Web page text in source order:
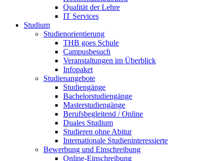
Qualität der Lehre
IT Services
Studium
Studienorientierung
THB goes Schule
Campusbesuch
Veranstaltungen im Überblick
Infopaket
Studienangebote
Studiengänge
Bachelorstudiengänge
Masterstudiengänge
Berufsbegleitend / Online
Duales Studium
Studieren ohne Abitur
Internationale Studieninteressierte
Bewerbung und Einschreibung
Online-Einschreibung